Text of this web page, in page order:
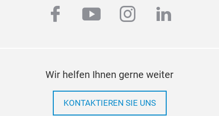
facebook
youtubeinstagram
linkedin
Wir helfen Ihnen gerne weiter
KONTAKTIEREN SIE UNS